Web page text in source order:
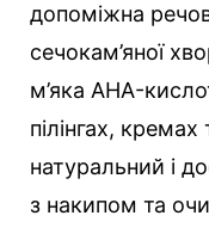
допоміжна
сечокам’яної
м’яка AHA-
пілінгах,
натуральний і
з накипом та